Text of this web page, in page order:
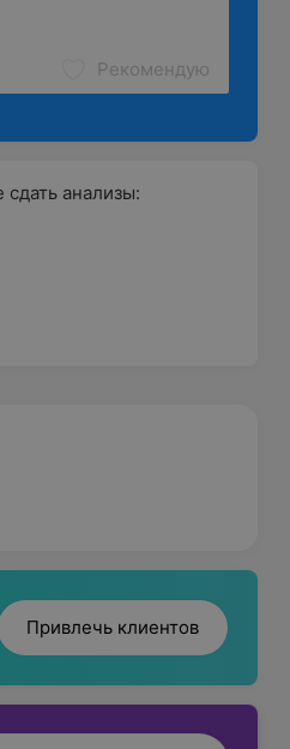
Рекомендую
анализы:
Привлечь клиентов